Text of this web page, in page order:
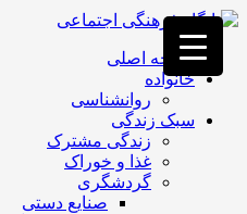
فصد
خون
غرب
تهران
خشکشویی
تصفیه
صفحه اصلی
خانواده
روانشناسی
سبک زندگی
زندگی مشترک
غذا و خوراک
گردشگری
صنایع دستی